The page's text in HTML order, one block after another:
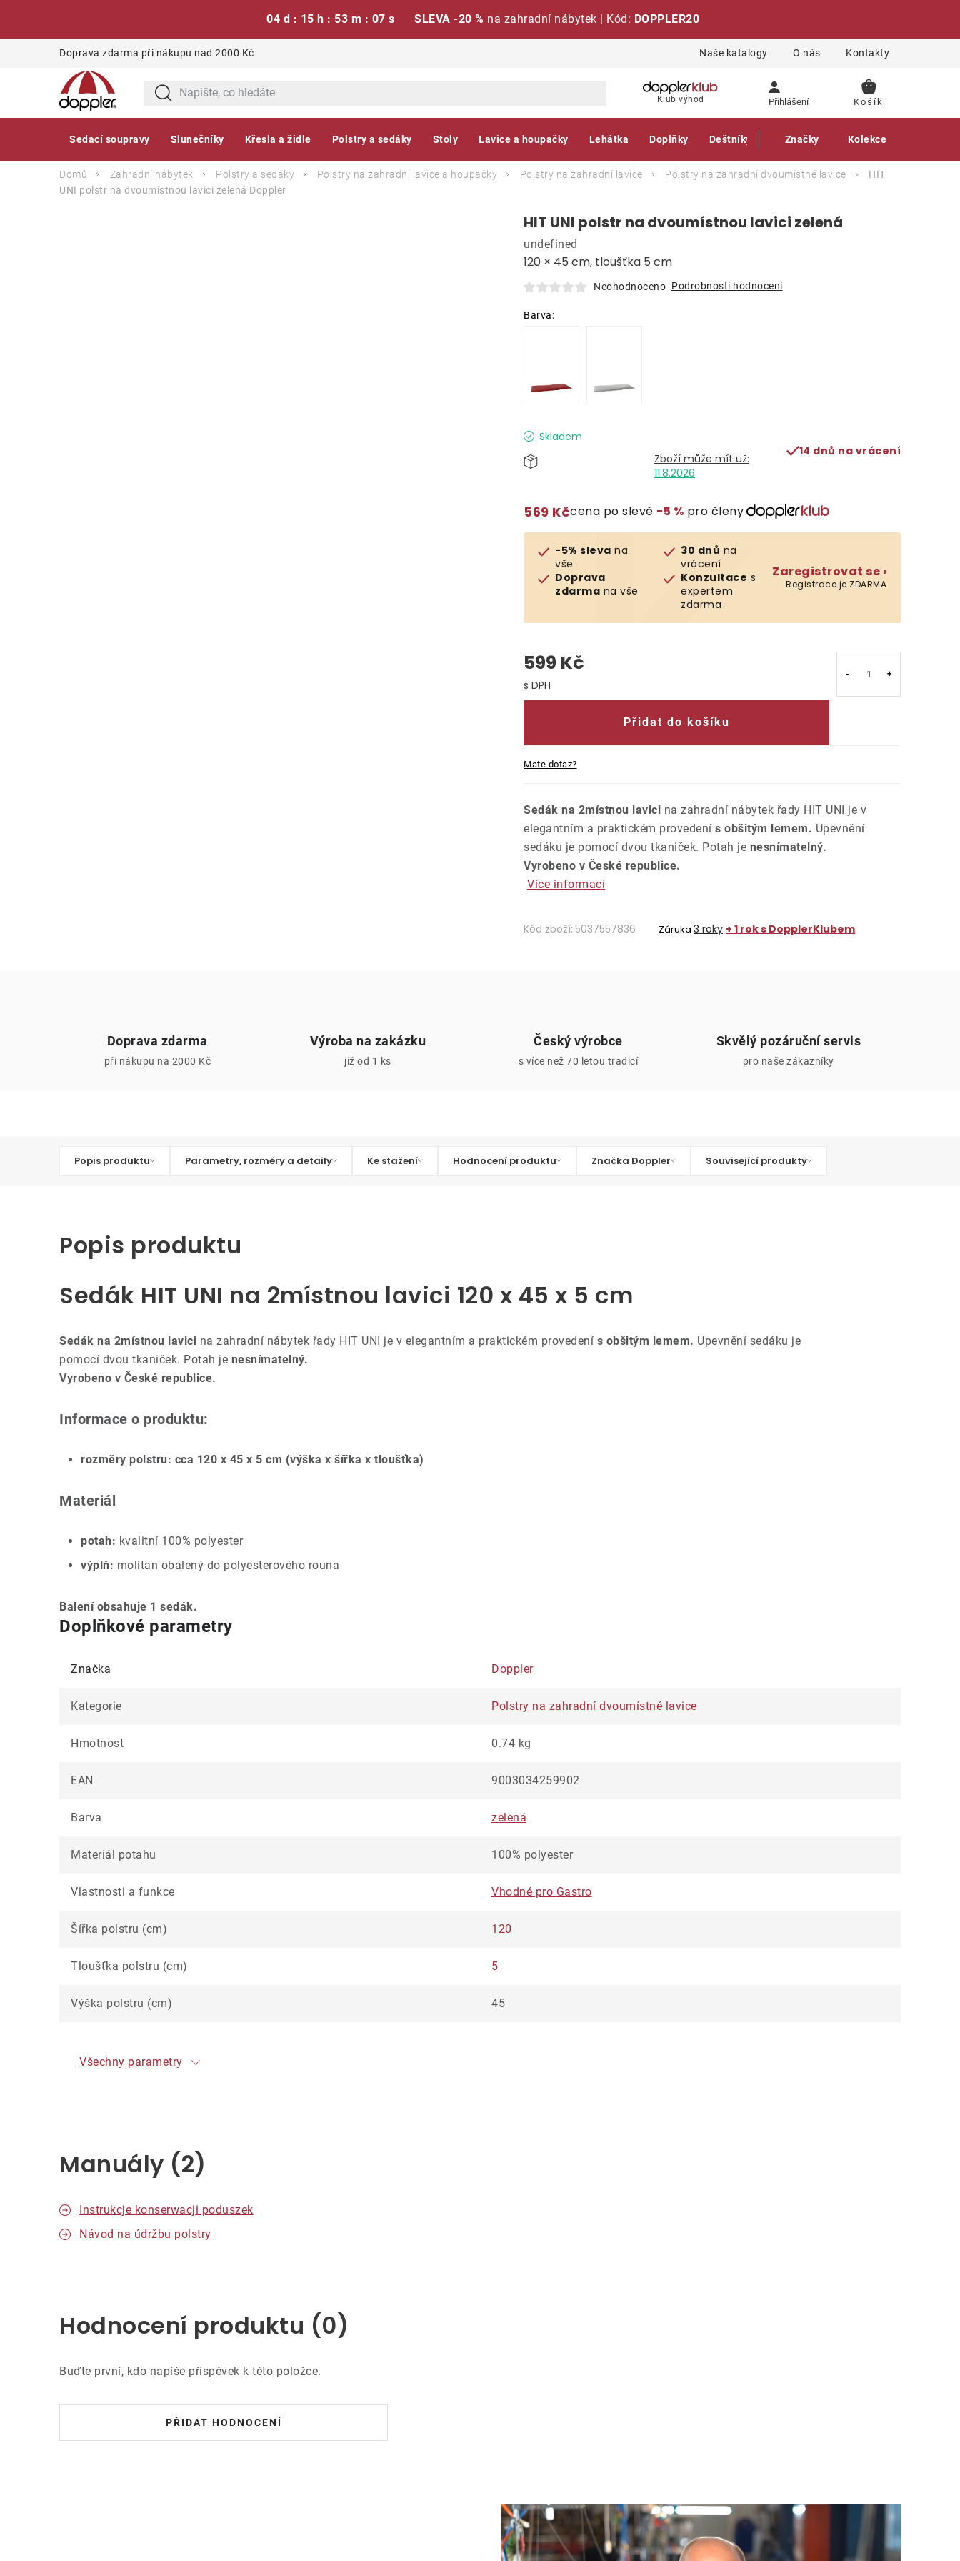
04 d : 15 h : 53 m : 06 s SLEVA -20 % na zahradní nábytek | Kód: DOPPLER20
Doprava zdarma při nákupu nad 2000 Kč Naše katalogy O nás Kontakty
Klub výhod Přihlášení
NÁKUPNÍ
Sedací soupravy Slunečníky Křesla a židle Polstry a sedáky Stoly Lavice a houpačky Lehátka Doplňky Deštníky Gastro produkty
Značky Kolekce
Domů Zahradní nábytek Polstry a sedáky Polstry na zahradní lavice a houpačky Polstry na zahradní lavice Polstry na zahradní dvoumístné lavice
HIT
UNI polstr na dvoumístnou lavici zelená Doppler
HIT UNI polstr na dvoumístnou lavici zelená
120 × 45 cm, tloušťka 5 cm
undefined
Neohodnoceno Podrobnosti hodnocení
Skladem
11.8.2026
14 dnů na vrácení
569 Kčcena po slevě −5 % pro členy
-5% sleva na
vše
Doprava
zdarma na vše
30 dnů na
vrácení
Konzultace s
expertem
zdarma
Zaregistrovat se ›
Registrace je ZDARMA
599 Kč
Měrná cena:
Přidat do košíku
Mate dotaz?
Sedák na 2místnou lavici na zahradní nábytek řady HIT UNI je v
elegantním a praktickém provedení s obšitým lemem. Upevnění
sedáku je pomocí dvou tkaniček. Potah je nesnímatelný.
Vyrobeno v České republice.
Více informací
Kód zboží: 5037557836 Záruka 3 roky + 1 rok s DopplerKlubem
Doprava zdarma
při nákupu na 2000 Kč
Výroba na zakázku
již od 1 ks
Český výrobce
s více než 70 letou tradicí
Skvělý pozáruční servis
pro naše zákazníky
Popis produktu Parametry, rozměry a detaily Ke stažení Hodnocení produktu Značka Doppler Související produkty
Popis produktu
Sedák HIT UNI na 2místnou lavici 120 x 45 x 5 cm
Sedák na 2místnou lavici na zahradní nábytek řady HIT UNI je v elegantním a praktickém provedení s obšitým lemem. Upevnění sedáku je
pomocí dvou tkaniček. Potah je nesnímatelný.
Vyrobeno v České republice.
Informace o produktu:
rozměry polstru: cca 120 x 45 x 5 cm (výška x šířka x tloušťka)
Materiál
potah: kvalitní 100% polyester
výplň: molitan obalený do polyesterového rouna
Balení obsahuje 1 sedák.
Doplňkové parametry
Značka Doppler
Kategorie Polstry na zahradní dvoumístné lavice
Hmotnost 0.74 kg
EAN 9003034259902
Barva zelená
Materiál potahu 100% polyester
Vlastnosti a funkce Vhodné pro Gastro
Šířka polstru (cm) 120
Tloušťka polstru (cm) 5
Výška polstru (cm) 45
Všechny parametry
Manuály (2)
Instrukcje konserwacji poduszek
Návod na údržbu polstry
Hodnocení produktu (0)
Buďte první, kdo napíše příspěvek k této položce.
PŘIDAT HODNOCENÍ